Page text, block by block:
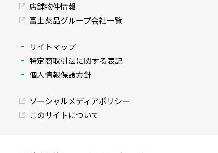
店舗物件情報
富士薬品グループ会社一覧
サイトマップ
特定商取引法に関する表記
個人情報保護方針
ソーシャルメディアポリシー
このサイトについて